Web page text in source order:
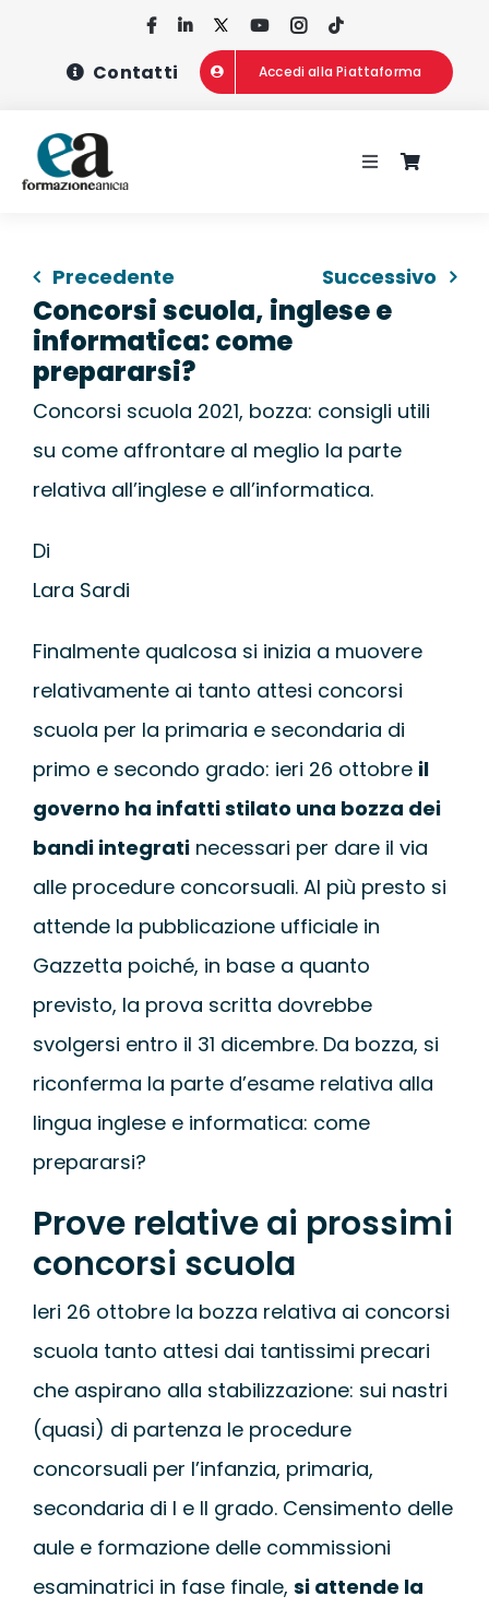
Contatti Accedi alla Piattaforma
Toggle
CHI SIAMO
SCUOLA
SERVIZI PER
Precedente Successivo
Concorsi scuola, inglese e
informatica: come
prepararsi?
Concorsi scuola 2021, bozza: consigli utili
su come affrontare al meglio la parte
relativa all’inglese e all’informatica.
Di
Lara Sardi
Finalmente qualcosa si inizia a muovere
relativamente ai tanto attesi concorsi
scuola per la primaria e secondaria di
primo e secondo grado: ieri 26 ottobre il
governo ha infatti stilato una bozza dei
bandi integratinecessari per dare il via
alle procedure concorsuali. Al più presto si
attende la pubblicazione ufficiale in
Gazzetta poiché, in base a quanto
previsto, la prova scritta dovrebbe
svolgersi entro il 31 dicembre. Da bozza, si
riconferma la parte d’esame relativa alla
lingua inglese e informatica: come
prepararsi?
Prove relative ai prossimi
concorsi scuola
Ieri 26 ottobre la bozza relativa ai concorsi
scuola tanto attesi dai tantissimi precari
che aspirano alla stabilizzazione: sui nastri
(quasi) di partenza le procedure
concorsuali per l’infanzia, primaria,
secondaria di I e II grado. Censimento delle
aule e formazione delle commissioni
esaminatrici in fase finale, si attende la